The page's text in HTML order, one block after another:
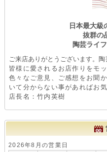
日本最大級
抜群の
陶芸ライ
ご来店ありがとうございます。 陶
皆様に愛されるお店作りをモ
色々なご意見、ご感想をお聞
いて分からない事があればお
店長名：竹内英樹
2026年8月の営業日